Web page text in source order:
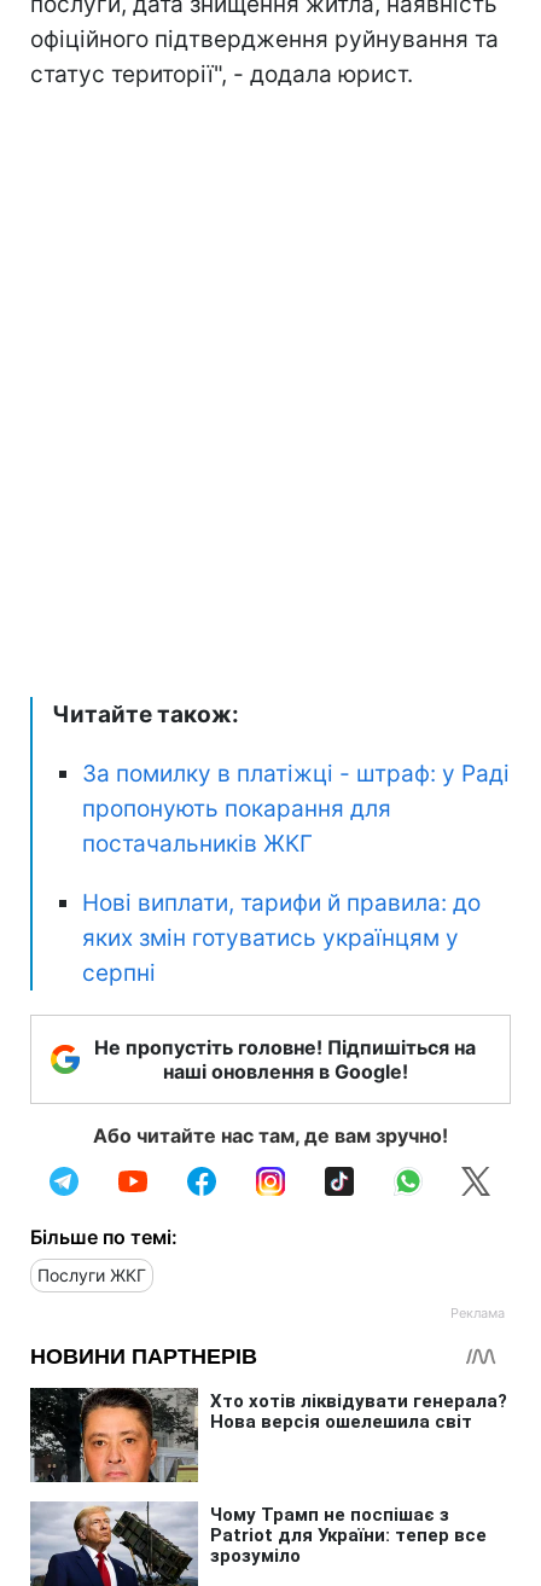
офіційного підтвердження руйнування та
статус території", - додала юрист.
Читайте також:
За помилку в платіжці - штраф: у Раді
пропонують покарання для
постачальників ЖКГ
Нові виплати, тарифи й правила: до
яких змін готуватись українцям у
серпні
Не пропустіть головне! Підпишіться на
наші оновлення в Google!
Або читайте нас там, де вам зручно!
Більше по темі:
Послуги ЖКГ